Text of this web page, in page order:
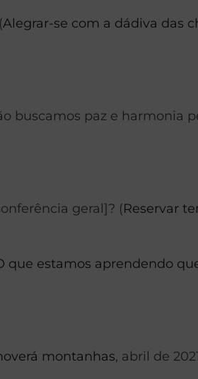
Alegrar-se com a dádiva das
buscamos paz e harmonia
geral]? (Reservar
que estamos aprendendo
montanhas, abril de